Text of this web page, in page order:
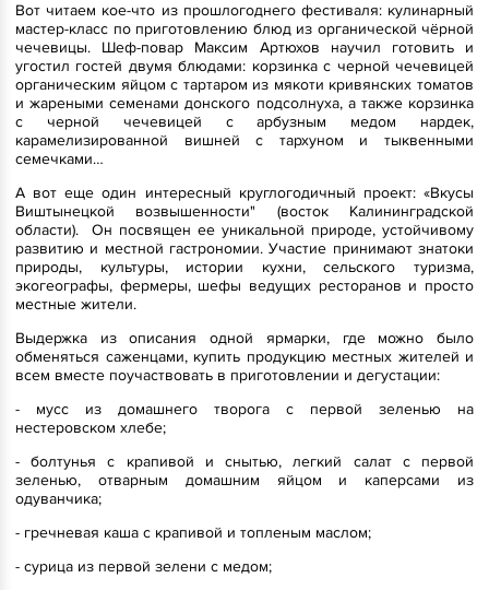
Вот читаем кое-что из прошлогоднего фестиваля: кулинарный
мастер-класс по приготовлению блюд из органической чёрной
чечевицы. Шеф-повар Максим Артюхов научил готовить и
угостил гостей двумя блюдами: корзинка с черной чечевицей
органическим яйцом с тартаром из мякоти кривянских томатов
и жареными семенами донского подсолнуха, а также корзинка
с черной чечевицей с арбузным медом нардек,
карамелизированной вишней с тархуном и тыквенными
семечками…
А вот еще один интересный круглогодичный проект: «Вкусы
Виштынецкой возвышенности" (восток Калининградской
области). Он посвящен ее уникальной природе, устойчивому
развитию и местной гастрономии. Участие принимают знатоки
природы, культуры, истории кухни, сельского туризма,
экогеографы, фермеры, шефы ведущих ресторанов и просто
местные жители.
Выдержка из описания одной ярмарки, где можно было
обменяться саженцами, купить продукцию местных жителей и
всем вместе поучаствовать в приготовлении и дегустации:
- мусс из домашнего творога с первой зеленью на
нестеровском хлебе;
- болтунья с крапивой и снытью, легкий салат с первой
зеленью, отварным домашним яйцом и каперсами из
одуванчика;
- гречневая каша с крапивой и топленым маслом;
- сурица из первой зелени с медом;